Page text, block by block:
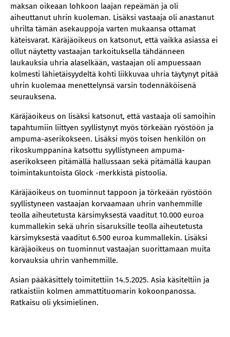
maksan oikeaan lohkoon laajan repeämän ja oli
aiheuttanut uhrin kuoleman. Lisäksi vastaaja oli anastanut
uhrilta tämän asekauppoja varten mukaansa ottamat
käteisvarat. Käräjäoikeus on katsonut, että vaikka asiassa ei
ollut näytetty vastaajan tarkoituksella tähdänneen
laukauksia uhria alaselkään, vastaajan oli ampuessaan
kolmesti lähietäisyydeltä kohti liikkuvaa uhria täytynyt pitää
uhrin kuolemaa menettelynsä varsin todennäköisenä
seurauksena.
Käräjäoikeus on lisäksi katsonut, että vastaaja oli samoihin
tapahtumiin liittyen syyllistynyt myös törkeään ryöstöön ja
ampuma-aserikokseen. Lisäksi myös toisen henkilön on
rikoskumppanina katsottu syyllistyneen ampuma-
aserikokseen pitämällä hallussaan sekä pitämällä kaupan
toimintakuntoista Glock -merkkistä pistoolia.
Käräjäoikeus on tuominnut tappoon ja törkeään ryöstöön
syyllistyneen vastaajan korvaamaan uhrin vanhemmille
teolla aiheutetusta kärsimyksestä vaaditut 10.000 euroa
kummallekin sekä uhrin sisaruksille teolla aiheutetusta
kärsimyksestä vaaditut 6.500 euroa kummallekin. Lisäksi
käräjäoikeus on tuominnut vastaajan suorittamaan muita
korvauksia uhrin vanhemmille.
Asian pääkäsittely toimitettiin 14.5.2025. Asia käsiteltiin ja
ratkaistiin kolmen ammattituomarin kokoonpanossa.
Ratkaisu oli yksimielinen.